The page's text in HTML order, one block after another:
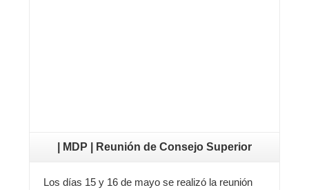
| MDP | Reunión de Consejo Superior
Los días 15 y 16 de mayo se realizó la reunión